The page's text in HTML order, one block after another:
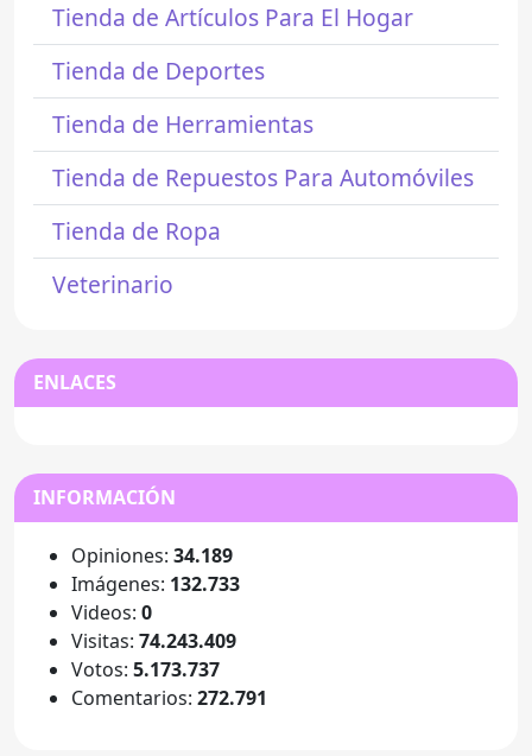
Tienda de Artículos Para El Hogar
Tienda de Deportes
Tienda de Herramientas
Tienda de Repuestos Para Automóviles
Tienda de Ropa
Veterinario
ENLACES
INFORMACIÓN
Opiniones: 34.189
Imágenes: 132.733
Videos: 0
Visitas: 74.243.409
Votos: 5.173.737
Comentarios: 272.791